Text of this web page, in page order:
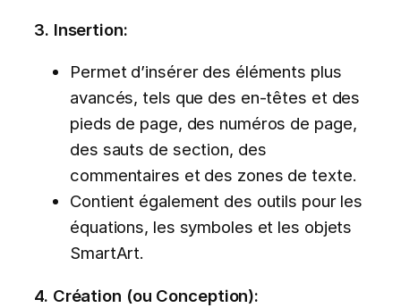
3. Insertion:
Permet d’insérer des éléments plus
avancés, tels que des en-têtes et des
pieds de page, des numéros de page,
des sauts de section, des
commentaires et des zones de texte.
Contient également des outils pour les
équations, les symboles et les objets
SmartArt.
4. Création (ou Conception):